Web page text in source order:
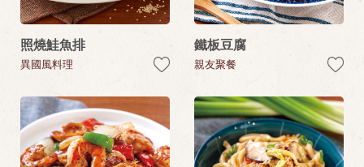
照燒鮭魚排
異國風料理
鐵板豆腐
親友聚餐